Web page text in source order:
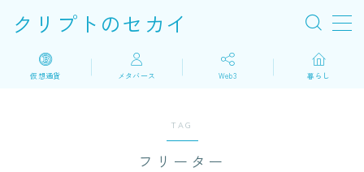
クリプトのセカイ
MENU
仮想通貨 メタバース Web3 暮らし
TAG
フリーター